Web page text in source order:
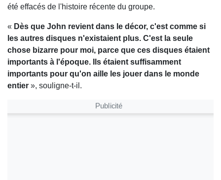
été effacés de l'histoire récente du groupe.
« Dès que John revient dans le décor, c'est comme si
les autres disques n'existaient plus. C'est la seule
chose bizarre pour moi, parce que ces disques étaient
importants à l'époque. Ils étaient suffisamment
importants pour qu'on aille les jouer dans le monde
entier », souligne-t-il.
Publicité